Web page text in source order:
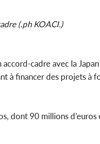
(.ph KOACI.)
cadre avec la
à financer des projets à
dont 90 millions